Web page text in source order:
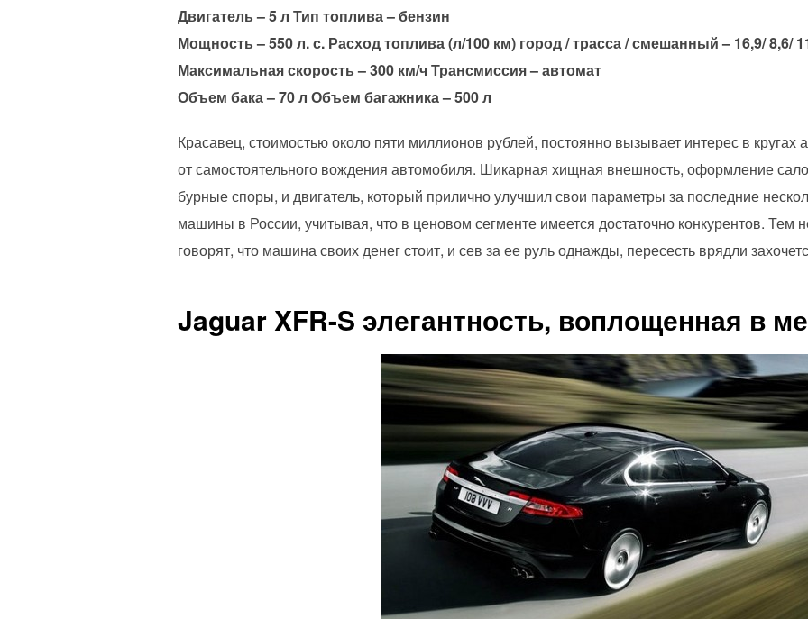
Двигатель – 5 л Тип топлива – бензин
Мощность – 550 л. с. Расход топлива (л/100 км) город / трасса / смешанный – 16,9/ 8,6/
Максимальная скорость – 300 км/ч Трансмиссия – автомат
Объем бака – 70 л Объем багажника – 500 л
Красавец, стоимостью около пяти миллионов рублей, постоянно вызывает интерес в
от самостоятельного вождения автомобиля. Шикарная хищная внешность, оформление
бурные споры, и двигатель, который прилично улучшил свои параметры за последние
машины в России, учитывая, что в ценовом сегменте имеется достаточно конкурентов. Тем
говорят, что машина своих денег стоит, и сев за ее руль однажды, пересесть врядли
Jaguar XFR-S элегантность, воплощенная в